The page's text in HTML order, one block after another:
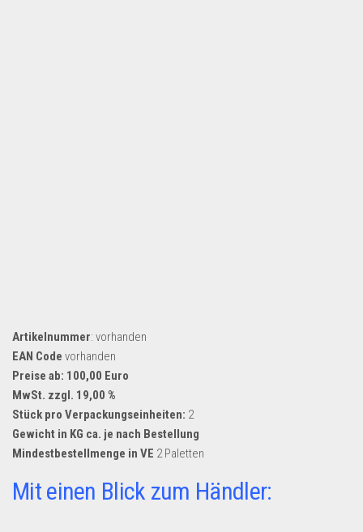
Artikelnummer: vorhanden
EAN Code vorhanden
Preise ab: 100,00 Euro
MwSt. zzgl. 19,00 %
Stück pro Verpackungseinheiten: 2
Gewicht in KG ca. je nach Bestellung
Mindestbestellmenge in VE 2 Paletten
Mit einen Blick zum Händler: